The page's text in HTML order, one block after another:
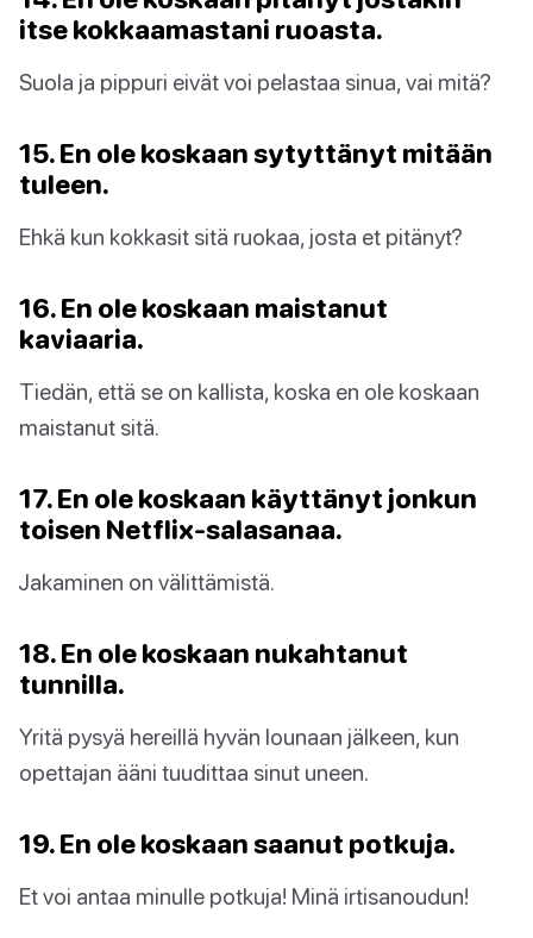
itse kokkaamastani ruoasta.
Suola ja pippuri eivät voi pelastaa sinua, vai mitä?
15. En ole koskaan sytyttänyt mitään
tuleen.
Ehkä kun kokkasit sitä ruokaa, josta et pitänyt?
16. En ole koskaan maistanut
kaviaaria.
Tiedän, että se on kallista, koska en ole koskaan
maistanut sitä.
17. En ole koskaan käyttänyt jonkun
toisen Netflix-salasanaa.
Jakaminen on välittämistä.
18. En ole koskaan nukahtanut
tunnilla.
Yritä pysyä hereillä hyvän lounaan jälkeen, kun
opettajan ääni tuudittaa sinut uneen.
19. En ole koskaan saanut potkuja.
Et voi antaa minulle potkuja! Minä irtisanoudun!